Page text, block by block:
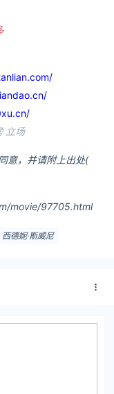
立场
意，并请附上出处(
movie/97705.html
西德妮·斯威尼